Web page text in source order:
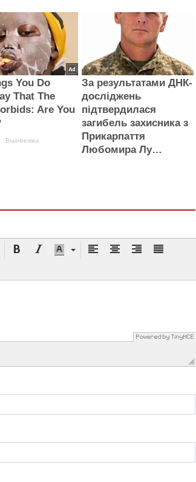
You Do
That The
Are You
Brainberries
За результатами ДНК-
досліджень
підтвердилася
загибель захисника з
Прикарпаття
Любомира Лу…